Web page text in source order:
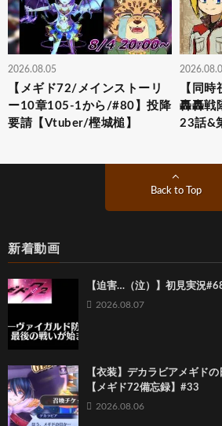
2026.08.05
【メギド72/メインストーリ
ー10章105-1から/#80】投降
要請【Vtuber/樫城槌】
【同時
轟轟戦
23話&
Back to Top
新着動画
【迫害…（泣）】初見実況
2026.08.07
【衣装】デカラビアメギド
【メギド72備忘録】#33
2026.08.06